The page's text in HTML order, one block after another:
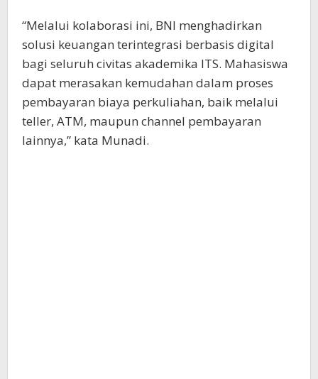
“Melalui kolaborasi ini, BNI menghadirkan
solusi keuangan terintegrasi berbasis digital
bagi seluruh civitas akademika ITS. Mahasiswa
dapat merasakan kemudahan dalam proses
pembayaran biaya perkuliahan, baik melalui
teller, ATM, maupun channel pembayaran
lainnya,” kata Munadi.